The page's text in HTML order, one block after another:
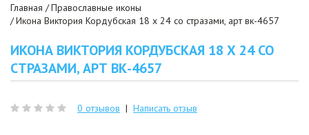
Главная
Православные иконы
Икона Виктория Кордубская 18 х 24 со стразами, арт вк-4657
ИКОНА ВИКТОРИЯ КОРДУБСКАЯ 18 Х 24 СО
СТРАЗАМИ, АРТ ВК-4657
0 отзывов | Написать отзыв